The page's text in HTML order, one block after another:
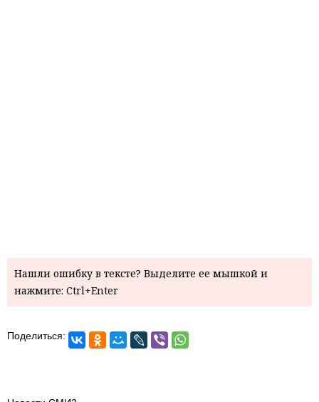
Нашли ошибку в тексте? Выделите ее мышкой и
нажмите: Ctrl+Enter
Поделиться: